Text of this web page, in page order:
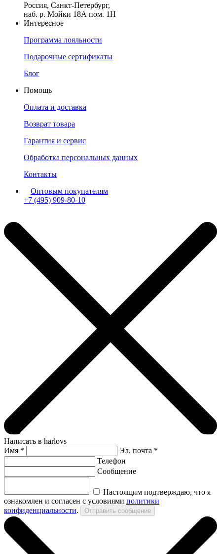
Россия, Санкт-Петербург,
наб. р. Мойки 18А пом. 1Н
Интересное
Программа лояльности
Подарочные сертификаты
Блог
Помощь
Оплата и доставка
Возврат товара
Гарантия и сервис
Обработка персональных данных
Контакты
Оптовым покупателям
+7 (495) 909-80-10
Написать в harlovs
Имя *
Эл. почта *
Телефон
Сообщение
Настоящим подтверждаю, что я
ознакомлен и согласен с условиями политики
конфиденциальности.